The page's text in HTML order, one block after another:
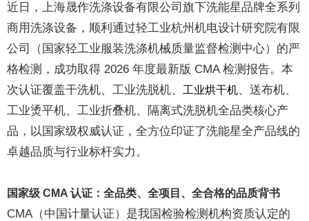
近日，上海晟作洗涤设备有限公司旗下洗能星品牌全系列
商用洗涤设备，顺利通过轻工业杭州机电设计研究院有限
公司（国家轻工业服装洗涤机械质量监督检测中心）的严
格检测，成功取得 2026 年度最新版 CMA 检测报告。本
次认证覆盖干洗机、工业洗脱机、工业烘干机、送布机、
工业烫平机、工业折叠机、隔离式洗脱机全品类核心产
品，以国家级权威认证，全方位印证了洗能星全产品线的
卓越品质与行业标杆实力。
国家级 CMA 认证：全品类、全项目、全合格的品质背书
CMA（中国计量认证）是我国检验检测机构资质认定的